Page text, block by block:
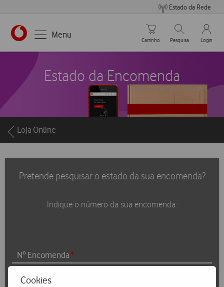
Cookies
Estado da Rede
https://www.vodafone.pt
Menu
Carrinho de compras
Carrinho
Pesquisar
Pesquisa
My
Login
Estado da Encomenda
Breadcrumbs
Loja Online
Pretende pesquisar o estado da sua encomenda?
Indique o número da sua encomenda:
Nº Encomenda